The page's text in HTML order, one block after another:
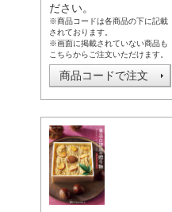
ださい。
※商品コードは各商品の下に記載
されております。
※画面に掲載されていない商品も
こちらからご注文いただけます。
商品コードで注文